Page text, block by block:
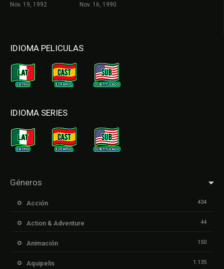
Nov. 19, 1992 Nov. 16, 1990
IDIOMA PELICULAS
IDIOMA SERIES
Géneros
Acción 434
Action & Adventure 44
Animación 150
Aquipelis 1.135